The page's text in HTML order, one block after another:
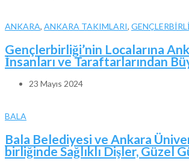
ANKARA, ANKARA TAKIMLARI,
Gençlerbirliği’nin Localarına
İnsanları ve Taraftarlarından
23 Mayıs 2024
BALA
Bala Belediyesi ve Ankara
birliğinde Sağlıklı Dişler, Güzel